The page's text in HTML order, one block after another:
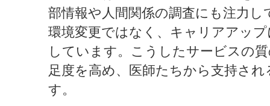
部情報や人間関係の調査にも注力
環境変更ではなく、キャリアアッ
しています。こうしたサービスの
足度を高め、医師たちから支持さ
す。